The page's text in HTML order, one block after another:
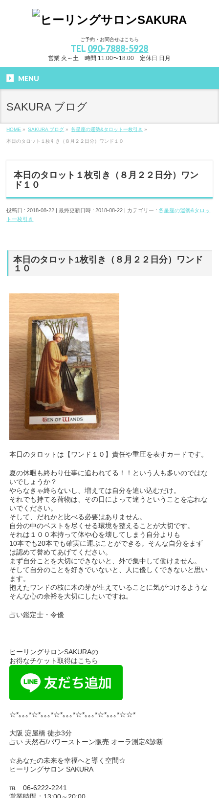
ご予約・お問合せはこちら
TEL 090-7888-5928
営業 火～土 時間 11:00〜18:00 定休日 日月
MENU
SAKURA ブログ
HOME » SAKURA ブログ » 各星座の運勢&タロット一枚引き »
本日のタロット１枚引き（８月２２日分）ワンド１０
本日のタロット１枚引き（８月２２日分）ワン
ド１０
投稿日 : 2018-08-22 最終更新日時 : 2018-08-22 カテゴリー :各星座の運勢&タロッ
ト一枚引き
本日のタロット1枚引き（８月２２日分）ワンド
１０
本日のタロットは【ワンド１０】責任や重圧を表すカードです。
夏の休暇も終わり仕事に追われてる！！という人も多いのではな
いでしょうか？
やらなきゃ終らないし、増えては自分を追い込むだけ。
それでも持てる荷物は、その日によって違うということを忘れな
いでください。
そして、だれかと比べる必要はありません。
自分の中のベストを尽くせる環境を整えることが大切です。
それは１００本持って体や心を壊してしまう自分よりも
10本でも20本でも確実に運ぶことができる。そんな自分をまず
は認めて誉めてあげてください。
まず自分ことを大切にできないと、外で集中して働けません。
そして自分のことを好きでいないと、人に優しくできないと思い
ます。
抱えたワンドの枝に木の芽が生えていることに気がつけるような
そんな心の余裕を大切にしたいですね。
占い鑑定士・令優
ヒーリングサロンSAKURAの
お得なチケット取得はこちら
☆*｡｡｡*☆*｡｡｡*☆*｡｡｡*☆*｡｡｡*☆*｡｡｡*☆☆*
大阪 淀屋橋 徒歩3分
占い 天然石/パワーストーン販売 オーラ測定&診断
☆あなたの未来を幸福へと導く空間☆
ヒーリングサロン SAKURA
℡ 06-6222-2241